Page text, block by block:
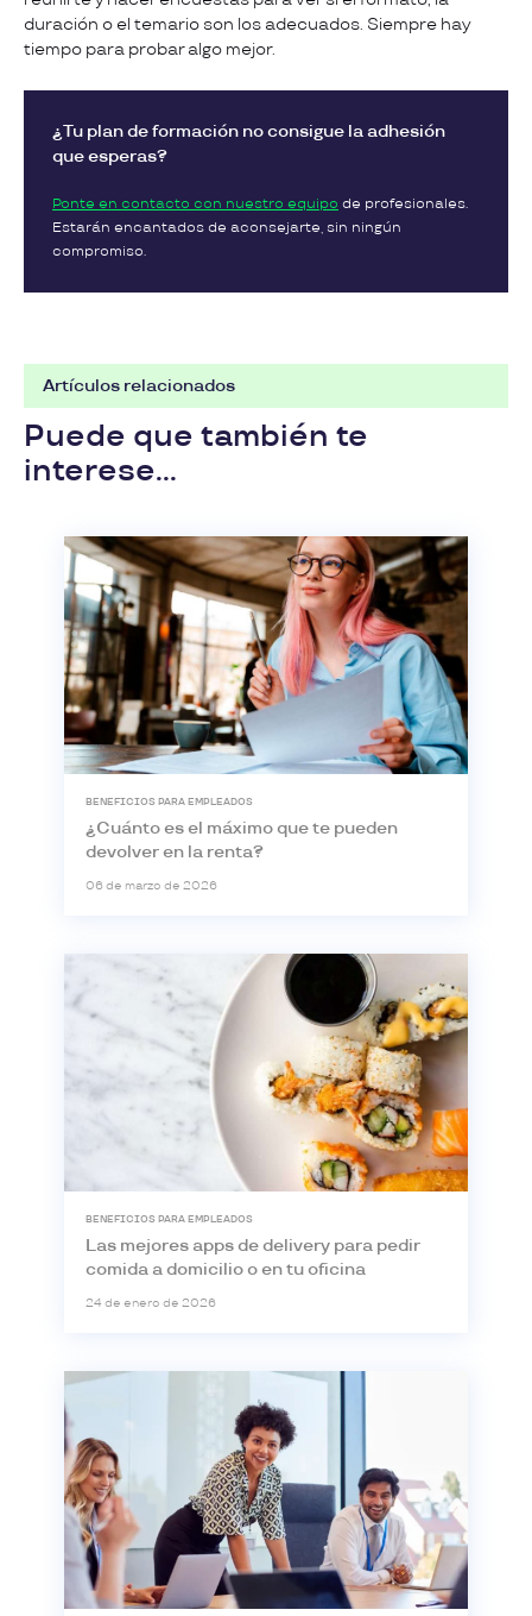
duración o el temario son los adecuados. Siempre hay
tiempo para probar algo mejor.
¿Tu plan de formación no consigue la adhesión
que esperas?
Ponte en contacto con nuestro equipo de profesionales.
Estarán encantados de aconsejarte, sin ningún
compromiso.
Artículos relacionados
Puede que también te
interese...
BENEFICIOS PARA EMPLEADOS
¿Cuánto es el máximo que te pueden
devolver en la renta?
06 de marzo de 2026
BENEFICIOS PARA EMPLEADOS
Las mejores apps de delivery para pedir
comida a domicilio o en tu oficina
24 de enero de 2026